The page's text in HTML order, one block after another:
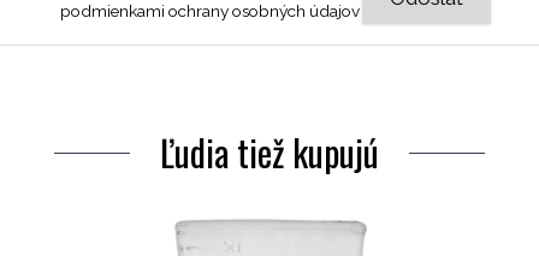
podmienkami ochrany osobných údajov
Ľudia tiež kupujú